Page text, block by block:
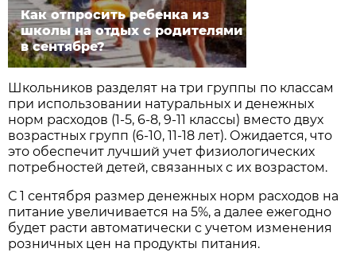
Как отпросить ребенка из
школы на отдых с родителями
в сентябре?
Школьников разделят на три группы по классам
при использовании натуральных и денежных
норм расходов (1-5, 6-8, 9-11 классы) вместо двух
возрастных групп (6-10, 11-18 лет). Ожидается, что
это обеспечит лучший учет физиологических
потребностей детей, связанных с их возрастом.
С 1 сентября размер денежных норм расходов на
питание увеличивается на 5%, а далее ежегодно
будет расти автоматически с учетом изменения
розничных цен на продукты питания.